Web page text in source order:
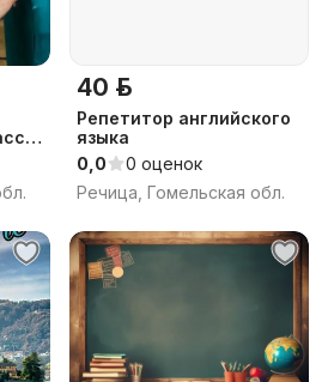
40 р.
Репетитор английского
языка
0,0
0 оценок
Речица, Гомельская обл.